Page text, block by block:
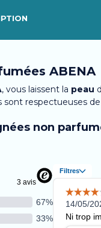
ABENA
, vous laissent la peau
sont respectueuses de
non